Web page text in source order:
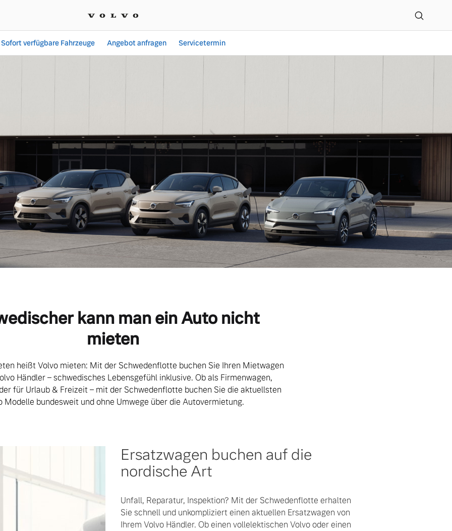
Sofort verfügbare Fahrzeuge Angebot anfragen Servicetermin
kann man ein Auto nicht
mieten
heißt Volvo mieten: Mit der Schwedenflotte buchen Sie Ihren Mietwagen
Händler – schwedisches Lebensgefühl inklusive. Ob als Firmenwagen,
für Urlaub & Freizeit – mit der Schwedenflotte buchen Sie die aktuellsten
Modelle bundesweit und ohne Umwege über die Autovermietung.
Ersatzwagen buchen auf die
nordische Art
Unfall, Reparatur, Inspektion? Mit der Schwedenflotte erhalten
Sie schnell und unkompliziert einen aktuellen Ersatzwagen von
Ihrem Volvo Händler. Ob einen vollelektischen Volvo oder einen